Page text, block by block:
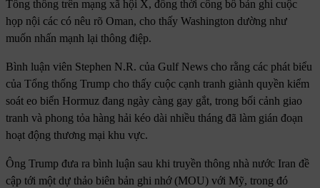
Tổng thống trên mạng xã hội X, đồng thời công bố bản ghi cuộc
họp nội các có nêu rõ Oman, cho thấy Washington dường như
muốn nhấn mạnh lại thông điệp.
Bình luận viên Stephen N.R. của Gulf News cho rằng các phát biểu
của Tổng thống Trump cho thấy cuộc cạnh tranh giành quyền kiểm
soát eo biển Hormuz đang ngày càng gay gắt, trong bối cảnh giao
tranh và phong tỏa hàng hải kéo dài nhiều tháng đã làm gián đoạn
hoạt động thương mại khu vực.
Ông Trump đưa ra bình luận sau khi truyền thông nhà nước Iran đề
cập tới một dự thảo biên bản ghi nhớ (MOU) với Mỹ, trong đó